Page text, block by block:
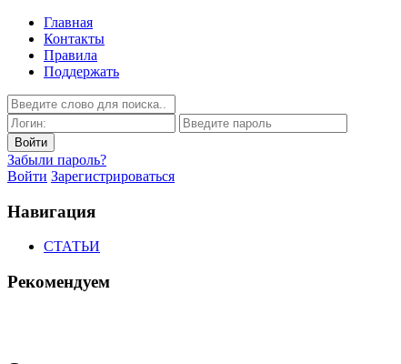
Главная
Контакты
Правила
Поддержать
Забыли пароль?
Войти Зарегистрироваться
Навигация
СТАТЬИ
Рекомендуем